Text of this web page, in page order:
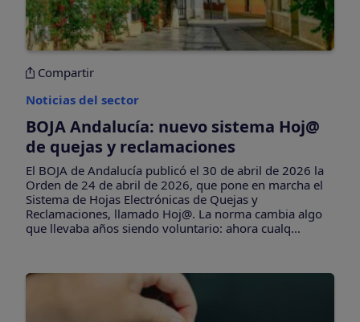
Compartir
Noticias del sector
BOJA Andalucía: nuevo sistema Hoj@
de quejas y reclamaciones
El BOJA de Andalucía publicó el 30 de abril de 2026 la
Orden de 24 de abril de 2026, que pone en marcha el
Sistema de Hojas Electrónicas de Quejas y
Reclamaciones, llamado Hoj@. La norma cambia algo
que llevaba años siendo voluntario: ahora cualq...